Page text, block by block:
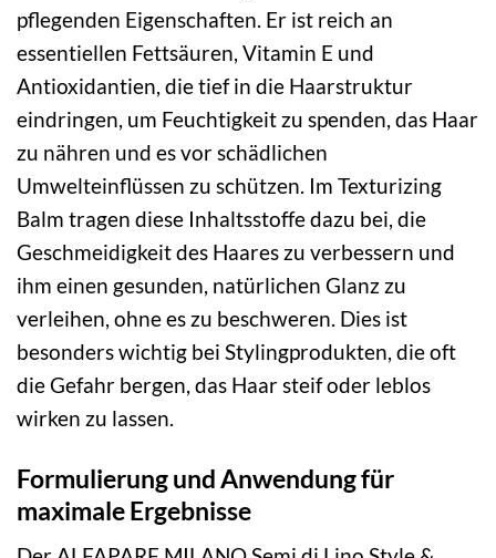
pflegenden Eigenschaften. Er ist reich an
essentiellen Fettsäuren, Vitamin E und
Antioxidantien, die tief in die Haarstruktur
eindringen, um Feuchtigkeit zu spenden, das Haar
zu nähren und es vor schädlichen
Umwelteinflüssen zu schützen. Im Texturizing
Balm tragen diese Inhaltsstoffe dazu bei, die
Geschmeidigkeit des Haares zu verbessern und
ihm einen gesunden, natürlichen Glanz zu
verleihen, ohne es zu beschweren. Dies ist
besonders wichtig bei Stylingprodukten, die oft
die Gefahr bergen, das Haar steif oder leblos
wirken zu lassen.
Formulierung und Anwendung für
maximale Ergebnisse